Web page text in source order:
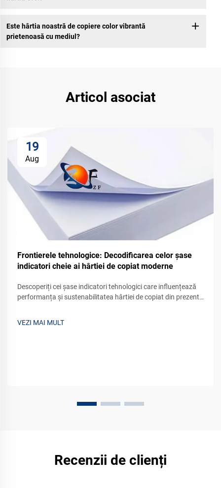
Este hârtia noastră de copiere color vibrantă
prietenoasă cu mediul?
Articol asociat
19
Aug
Frontierele tehnologice: Decodificarea celor șase
indicatori cheie ai hârtiei de copiat moderne
Descoperiți cei șase indicatori tehnologici care influențează
performanța și sustenabilitatea hârtiei de copiat din prezent.
VEZI MAI MULT
Recenzii de clienți